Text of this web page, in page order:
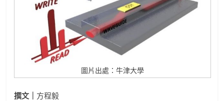
圖片出處：牛津大學
撰文｜ 方程毅